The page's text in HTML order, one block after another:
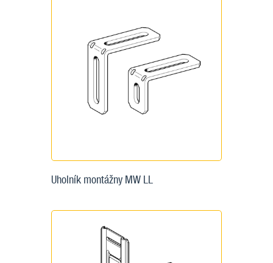
Uholník montážny MW LL